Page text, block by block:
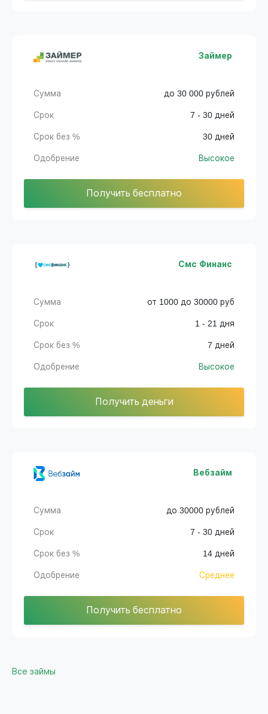
Займер
Сумма до 30 000 рублей
Срок 7 - 30 дней
Срок без % 30 дней
Одобрение Высокое
Получить бесплатно
Смс Финанс
Сумма от 1000 до 30000 руб
Срок 1 - 21 дня
Срок без % 7 дней
Одобрение Высокое
Получить деньги
Вебзайм
Сумма до 30000 рублей
Срок 7 - 30 дней
Срок без % 14 дней
Одобрение Среднее
Получить бесплатно
Все займы